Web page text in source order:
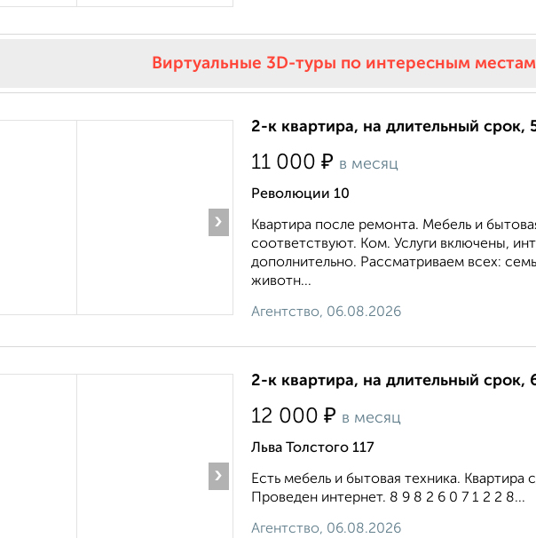
Виртуальные 3D-туры по интересным местам
›
2-к квартира, на длительный срок,
11 000 ₽ в месяц
Революции 10
Квартира после ремонта. Мебель и
соответствуют. Ком. Услуги включены,
дополнительно. Рассматриваем всех:
животн...
Агентство, 06.08.2026
›
2-к квартира, на длительный срок,
12 000 ₽ в месяц
Льва Толстого 117
Есть мебель и бытовая техника. Квартира
Проведен интернет. 8 9 8 2 6 0 7 1 2 2 8...
Агентство, 06.08.2026